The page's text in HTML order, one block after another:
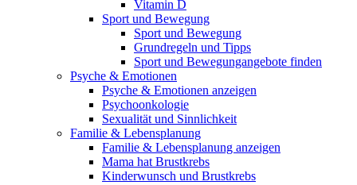
Vitamin D
Sport und Bewegung
Sport und Bewegung
Grundregeln und Tipps
Sport und Bewegungangebote finden
Psyche & Emotionen
Psyche & Emotionen anzeigen
Psychoonkologie
Sexualität und Sinnlichkeit
Familie & Lebensplanung
Familie & Lebensplanung anzeigen
Mama hat Brustkrebs
Kinderwunsch und Brustkrebs